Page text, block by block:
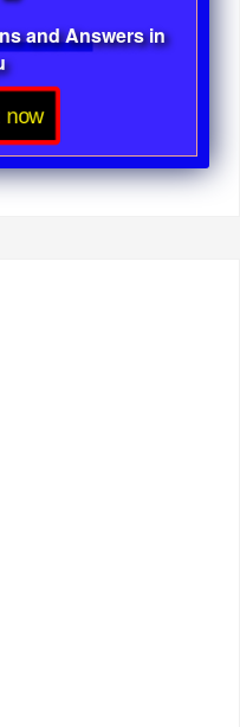
and Answers in